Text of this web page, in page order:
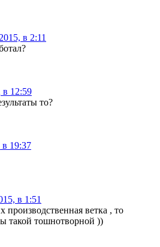
в 2:11
12:59
то?
19:37
в 1:51
производственная ветка , то
такой тошнотворной ))